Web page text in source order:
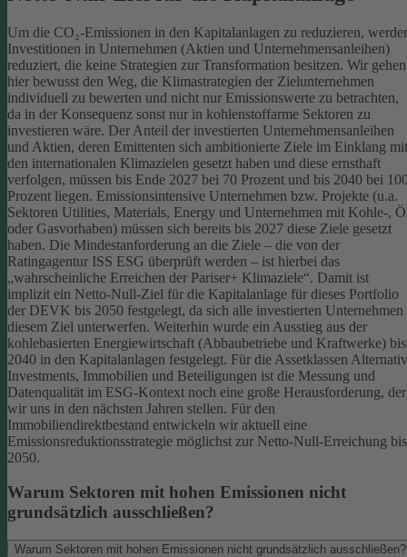
Um die CO₂-Emissionen in den Kapitalanlagen zu reduzieren,
Investitionen in Unternehmen (Aktien und Unternehmensanleihen)
reduziert, die keine Strategien zur Transformation besitzen. Wir gehen
hier bewusst den Weg, die Klimastrategien der Zielunternehmen
individuell zu bewerten und nicht nur Emissionswerte zu betrachten,
da in der Konsequenz sonst nur in kohlenstoffarme Sektoren zu
investieren wäre. Der Anteil der investierten Unternehmensanleihen
und Aktien, deren Emittenten sich ambitionierte Ziele im Einklang mit
den internationalen Klimazielen gesetzt haben und diese ernsthaft
verfolgen, müssen bis Ende 2027 bei 70 Prozent und bis 2040 bei
Prozent liegen. Emissionsintensive Unternehmen bzw. Projekte (u.a.
Sektoren Utilities, Materials, Energy und Unternehmen mit Kohle-,
oder Gasvorhaben) müssen sich bereits bis 2027 diese Ziele gesetzt
haben. Die Mindestanforderung an die Ziele – die von der
Ratingagentur ISS ESG überprüft werden – ist hierbei das
„wahrscheinliche Erreichen der Pariser+ Klimaziele“. Damit ist
implizit ein Netto-Null-Ziel für die Kapitalanlage für dieses Portfolio
der DEVK bis 2050 festgelegt, da sich alle investierten Unternehmen
diesem Ziel unterwerfen. Weiterhin wurde ein Ausstieg aus der
kohlebasierten Energiewirtschaft (Abbaubetriebe und Kraftwerke) bis
2040 in den Kapitalanlagen festgelegt. Für die Assetklassen
Investments, Immobilien und Beteiligungen ist die Messung und
Datenqualität im ESG-Kontext noch eine große Herausforderung, der
wir uns in den nächsten Jahren stellen. Für den
Immobiliendirektbestand entwickeln wir aktuell eine
Emissionsreduktionsstrategie möglichst zur Netto-Null-Erreichung bis
2050.
Warum Sektoren mit hohen Emissionen nicht
grundsätzlich ausschließen?
Warum Sektoren mit hohen Emissionen nicht grundsätzlich ausschließen?